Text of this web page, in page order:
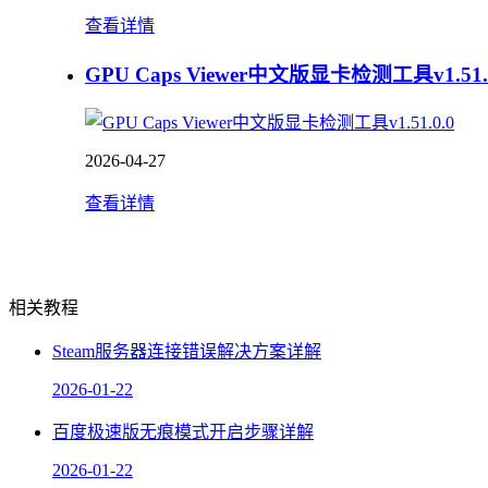
查看详情
GPU Caps Viewer中文版显卡检测工具
2026-04-27
查看详情
相关教程
Steam服务器连接错误解决方案详解
2026-01-22
百度极速版无痕模式开启步骤详解
2026-01-22